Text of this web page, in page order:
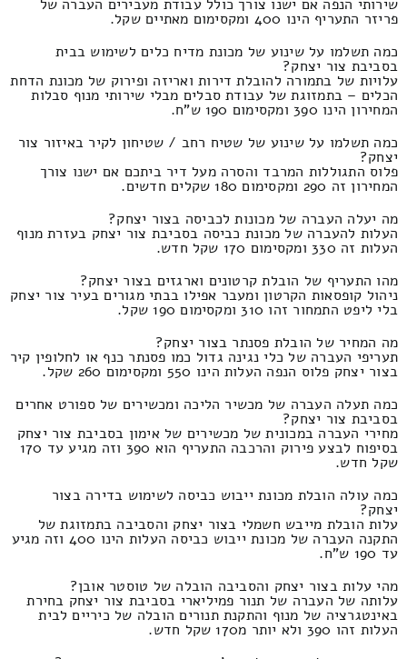
שירותי הנפה אם ישנו צורך כולל עבודת מעבירים העברה של
פריזר התעריף הינו 400 ומקסימום מאתיים שקל.
כמה תשלמו על שינוע של מכונת מדיח כלים לשימוש בבית
בסביבת צור יצחק?
עלויות של בתמורה להובלת דירות ואריזה ופירוק של מכונת הדחת
הכלים – בתמזוגת של עבודת סבלים מבלי שירותי מנוף סבלות
המחירון הינו 390 ומקסימום 190 ש"ח.
כמה תשלמו על שינוע של שטיח רחב / שטיחון לקיר באיזור צור
יצחק?
פלוס התגוללות המרבד והסרה מעל דיר ביתכם אם ישנו צורך
המחירון זה 290 ומקסימום 180 שקלים חדשים.
מה יעלה העברה של מכונות לכביסה בצור יצחק?
העלות להעברה של מכונת כביסה בסביבת צור יצחק בעזרת מנוף
העלות זה 330 ומקסימום 170 שקל חדש.
מהו התעריף של הובלת קרטונים וארגזים בצור יצחק?
ניהול קופסאות הקרטון ומעבר אפילו בבתי מגורים בעיר צור יצחק
בלי ליפט התמחור זהו 310 ומקסימום 190 שקל.
מה המחיר של הובלת פסנתר בצור יצחק?
תעריפי העברה של כלי נגינה גדול כמו פסנתר כנף או לחלופין קיר
בצור יצחק פלוס הנפה העלות הינו 550 ומקסימום 260 שקל.
כמה תעלה העברה של מכשיר הליכה ומכשירים של ספורט אחרים
בסביבת צור יצחק?
מחירי העברה במכונית של מכשירים של אימון בסביבת צור יצחק
בסיפוח לבצע פירוק והרכבה התעריף הוא 390 וזה מגיע עד 170
שקל חדש.
כמה עולה הובלת מכונת ייבוש כביסה לשימוש בדירה בצור
יצחק?
עלות הובלת מייבש חשמלי בצור יצחק והסביבה בתמזוגת של
התקנה העברה של מכונת ייבוש כביסה העלות הינו 400 וזה מגיע
עד 190 ש"ח.
מהי עלות בצור יצחק והסביבה הובלה של טוסטר אובן?
עלותה של העברה של תנור פמיליארי בסביבת צור יצחק בחירת
באינטגרציה של מנוף והתקנת תנורים הובלה של כיריים לבית
העלות זהו 390 ולא יותר מ170 שקל חדש.